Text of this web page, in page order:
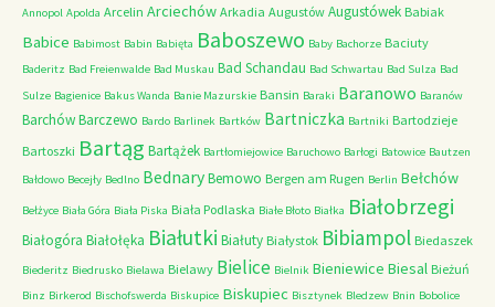
Annopol Apolda Arcelin Arciechów Arkadia Augustów Augustówek Babiak
Babice Babimost Babin Babięta Baboszewo Baby Bachorze Baciuty
Baderitz Bad Freienwalde Bad Muskau Bad Schandau Bad Schwartau Bad Sulza Bad
Sulze Bagienice Bakus Wanda Banie Mazurskie Bansin Baraki Baranowo Baranów
BarchówBarczewo Bardo Barlinek Bartków Bartniczka Bartniki Bartodzieje
Bartoszki Bartąg Bartążek Bartłomiejowice Baruchowo Barłogi Batowice Bautzen
Bałdowo Becejły Bedlno BednaryBemowo Bergen am Rugen Berlin Bełchów
Bełżyce Biała Góra Biała Piska Biała Podlaska Białe Błoto Białka Białobrzegi
Białogóra Białołęka Białutki Białuty Białystok Bibiampol Biedaszek
Biederitz Biedrusko Bielawa Bielawy Bielice Bielnik Bieniewice Biesal Bieżuń
Binz Birkerod Bischofswerda Biskupice Biskupiec Bisztynek Bledzew Bnin Bobolice